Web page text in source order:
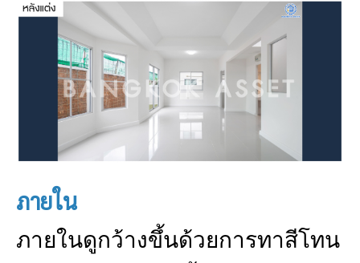
ภายใน
ภายในดูกว้างขึ้นด้วยการทาสีโทน